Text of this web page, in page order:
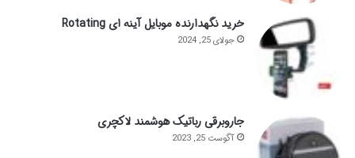
خرید نگهدارنده موبایل آینه ای Rotating
جولای 25, 2024
جاروبرقی رباتیک هوشمند لاکچری
آگوست 25, 2023